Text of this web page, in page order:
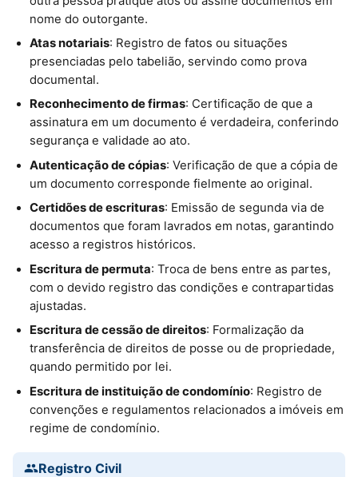
nome do outorgante.
Atas notariais: Registro de fatos ou situações
presenciadas pelo tabelião, servindo como prova
documental.
Reconhecimento de firmas: Certificação de que a
assinatura em um documento é verdadeira, conferindo
segurança e validade ao ato.
Autenticação de cópias: Verificação de que a cópia de
um documento corresponde fielmente ao original.
Certidões de escrituras: Emissão de segunda via de
documentos que foram lavrados em notas, garantindo
acesso a registros históricos.
Escritura de permuta: Troca de bens entre as partes,
com o devido registro das condições e contrapartidas
ajustadas.
Escritura de cessão de direitos: Formalização da
transferência de direitos de posse ou de propriedade,
quando permitido por lei.
Escritura de instituição de condomínio: Registro de
convenções e regulamentos relacionados a imóveis em
regime de condomínio.
Registro Civil